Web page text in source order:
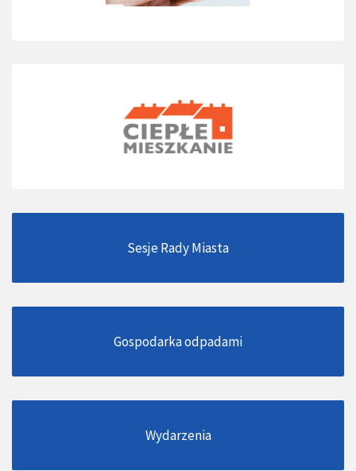
Sesje Rady Miasta
Gospodarka odpadami
Wydarzenia